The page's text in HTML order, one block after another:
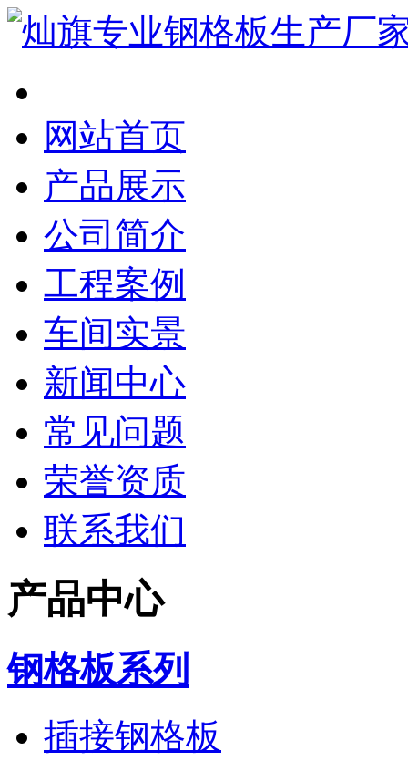
网站首页
产品展示
公司简介
工程案例
车间实景
新闻中心
常见问题
荣誉资质
联系我们
产品中心
钢格板系列
插接钢格板